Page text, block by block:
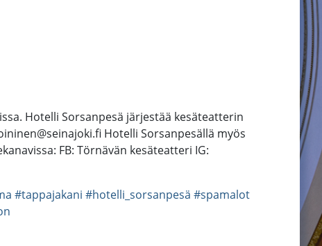
Hotelli Sorsanpesä järjestää kesäteatterin
Hotelli Sorsanpesällä myös
FB: Törnävän kesäteatteri IG:
#tappajakani #hotelli_sorsanpesä #spamalot